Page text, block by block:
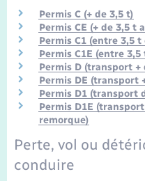
Permis C (+ de 3,5 t)
Permis CE (+ de 3,5 t
Permis C1 (entre 3,5 t
Permis C1E (entre
Permis D (transport +
Permis DE (transport
Permis D1 (transport
Permis D1E
remorque)
Perte, vol ou
conduire